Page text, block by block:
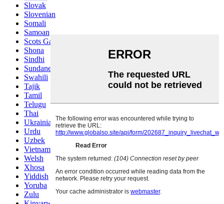
Slovak
Slovenian
Somali
Samoan
Scots Gaelic
Shona
Sindhi
Sundanese
Swahili
Tajik
Tamil
Telugu
Thai
Ukrainian
Urdu
Uzbek
Vietnamese
Welsh
Xhosa
Yiddish
Yoruba
Zulu